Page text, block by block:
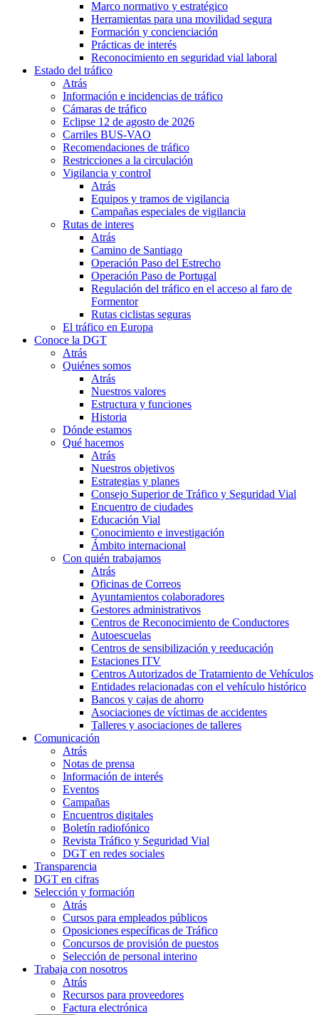
Marco normativo y estratégico
Herramientas para una movilidad segura
Formación y concienciación
Prácticas de interés
Reconocimiento en seguridad vial laboral
Estado del tráfico
Atrás
Información e incidencias de tráfico
Cámaras de tráfico
Eclipse 12 de agosto de 2026
Carriles BUS-VAO
Recomendaciones de tráfico
Restricciones a la circulación
Vigilancia y control
Atrás
Equipos y tramos de vigilancia
Campañas especiales de vigilancia
Rutas de interes
Atrás
Camino de Santiago
Operación Paso del Estrecho
Operación Paso de Portugal
Regulación del tráfico en el acceso al faro de
Formentor
Rutas ciclistas seguras
El tráfico en Europa
Conoce la DGT
Atrás
Quiénes somos
Atrás
Nuestros valores
Estructura y funciones
Historia
Dónde estamos
Qué hacemos
Atrás
Nuestros objetivos
Estrategias y planes
Consejo Superior de Tráfico y Seguridad Vial
Encuentro de ciudades
Educación Vial
Conocimiento e investigación
Ámbito internacional
Con quién trabajamos
Atrás
Oficinas de Correos
Ayuntamientos colaboradores
Gestores administrativos
Centros de Reconocimiento de Conductores
Autoescuelas
Centros de sensibilización y reeducación
Estaciones ITV
Centros Autorizados de Tratamiento de Vehículos
Entidades relacionadas con el vehículo histórico
Bancos y cajas de ahorro
Asociaciones de víctimas de accidentes
Talleres y asociaciones de talleres
Comunicación
Atrás
Notas de prensa
Información de interés
Eventos
Campañas
Encuentros digitales
Boletín radiofónico
Revista Tráfico y Seguridad Vial
DGT en redes sociales
Transparencia
DGT en cifras
Selección y formación
Atrás
Cursos para empleados públicos
Oposiciones específicas de Tráfico
Concursos de provisión de puestos
Selección de personal interino
Trabaja con nosotros
Atrás
Recursos para proveedores
Factura electrónica